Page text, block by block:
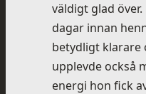
väldigt glad
dagar innan
betydligt klarare
upplevde också
energi hon fick